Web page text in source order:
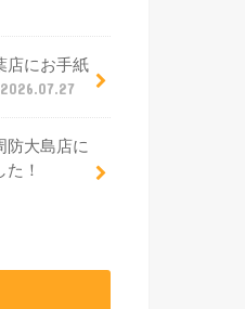
店にお手紙
2026.07.27
防大島店に
！